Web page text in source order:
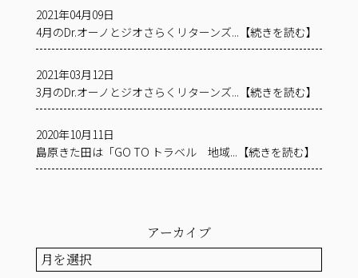
2021年04月09日
4月のDr.オーノとジオさらくリターンズ...【続きを読む】
2021年03月12日
3月のDr.オーノとジオさらくリターンズ...【続きを読む】
2020年10月11日
島原きた田は「GO TO トラベル 地域...【続きを読む】
アーカイブ
ア
ー